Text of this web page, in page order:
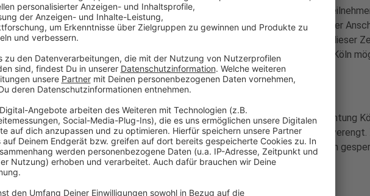
• Dienstagnacht (7./8.11.), von 18 bis 6 Uhr, steht den
Fahrtrichtung Köln zwischen der Raststätte Aachener Land und der
Eschweiler-Ost eine von drei Spuren zur Verfügung. Zudem ist in dieser
der Anschlussstelle Eschweiler-West auf die A4 in Fahrtrichtung Köln
sind ausgeschildert.
• Mittwochnacht (8./9.11.), von 18 bis 6 Uhr, ist die A4 in Fahrtrichtung
Anschlussstellen Eschweiler-West und Weisweiler auf eine Spur
Ausfahrt der Anschlussstelle Eschweiler-Ost in Fahrtrichtung Köln
mit rotem Punkt ausgeschildert.